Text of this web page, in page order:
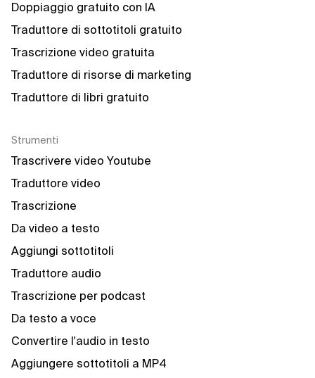
Doppiaggio gratuito con IA
Traduttore di sottotitoli gratuito
Trascrizione video gratuita
Traduttore di risorse di marketing
Traduttore di libri gratuito
Strumenti
Trascrivere video Youtube
Traduttore video
Trascrizione
Da video a testo
Aggiungi sottotitoli
Traduttore audio
Trascrizione per podcast
Da testo a voce
Convertire l'audio in testo
Aggiungere sottotitoli a MP4